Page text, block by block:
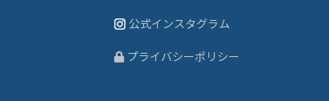
公式インスタグラム
プライバシーポリシー